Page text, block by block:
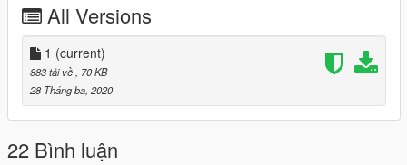
All Versions
1 (current)
883 tải về, 70 KB
28 Tháng ba, 2020
22 Bình luận